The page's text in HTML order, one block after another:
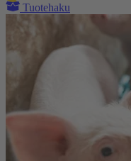
Tuotehaku